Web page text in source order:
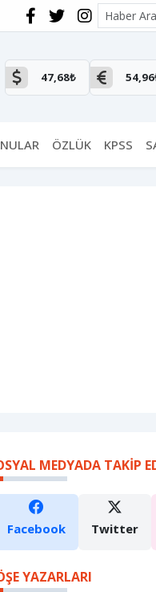
Site içi arama
47,68₺
ÖZLÜK KPSS
MEDYADA TAKIP
Facebook Twitter
YAZARLARI